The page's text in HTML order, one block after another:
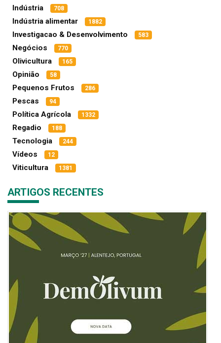
Indústria 708
Indústria alimentar 1882
Investigacao & Desenvolvimento 583
Negócios 770
Olivicultura 165
Opinião 58
Pequenos Frutos 286
Pescas 94
Política Agrícola 1332
Regadio 188
Tecnologia 244
Vídeos 12
Viticultura 1381
ARTIGOS RECENTES